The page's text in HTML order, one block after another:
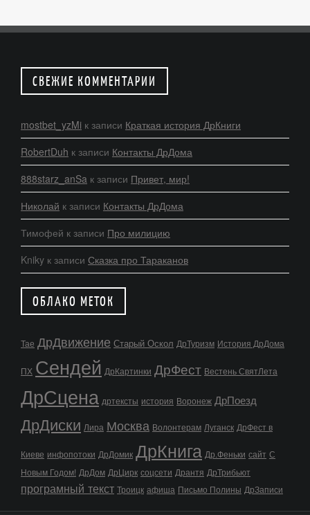
СВЕЖИЕ КОММЕНТАРИИ
mostbet_yzMi к записи Краткая история ДрКниги
RobertDuh к записи Контакты ДрДома
888starz_anSa к записи Привет, мир!
Николай к записи Контакты ДрДома
Тимофей к записи Про милицию
Kniky к записи Сказка про Тараканов
ОБЛАКО МЕТОК
Тае ДрДвижение Старый Оскол ДрТуризм История ДрДома
ПХ Сендей ДрКартинки ДрФест Вестень СвятЛета
ДрСцена дртексты история Воронеж ДрПоезд
ДрДиски Лира Москва Волонтерам Луганск ДрФест в
Киеве инфопотоки ДрДомик ДрКнига Др.Феньки сайт С
Новым Годом! ДрДом ДрЦирк соцсети Дрантя ДрТрибьют
програмный текст Троицк афиша Письмо Полины ДрЗаписи